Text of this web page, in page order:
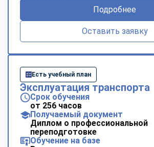
Подробнее
Оставить заявку
Есть учебный план
Эксплуатация транспорта
Срок обучения
от 256 часов
Получаемый документ
Диплом о профессиональной
переподготовке
Обучение на базе
Свяжитесь с нами через любой
Telegram
Vkontakte EMail
Max